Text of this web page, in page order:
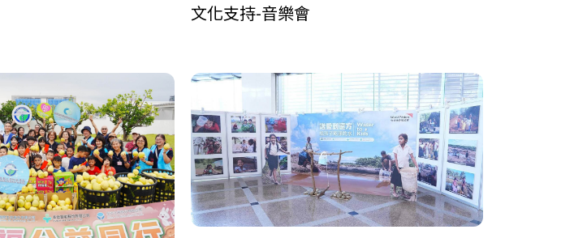
文化支持-音樂會